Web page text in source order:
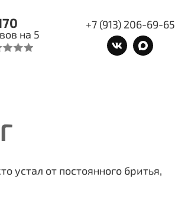
на 5
+7 (913) 206-69-65
устал от постоянного бритья,